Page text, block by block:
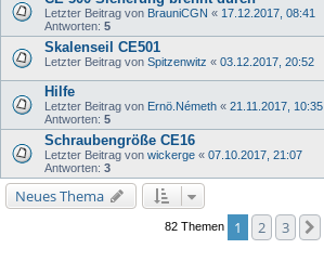
Letzter Beitrag von BrauniCGN « 17.12.2017, 08:41
Antworten: 5
Skalenseil CE501
Letzter Beitrag von Spitzenwitz « 03.12.2017, 20:52
Hilfe
Letzter Beitrag von Ernö.Németh « 21.11.2017, 10:35
Antworten: 5
Schraubengröße CE16
Letzter Beitrag von wickerge « 07.10.2017, 21:07
Antworten: 3
Neues Thema
82 Themen 1 2 3